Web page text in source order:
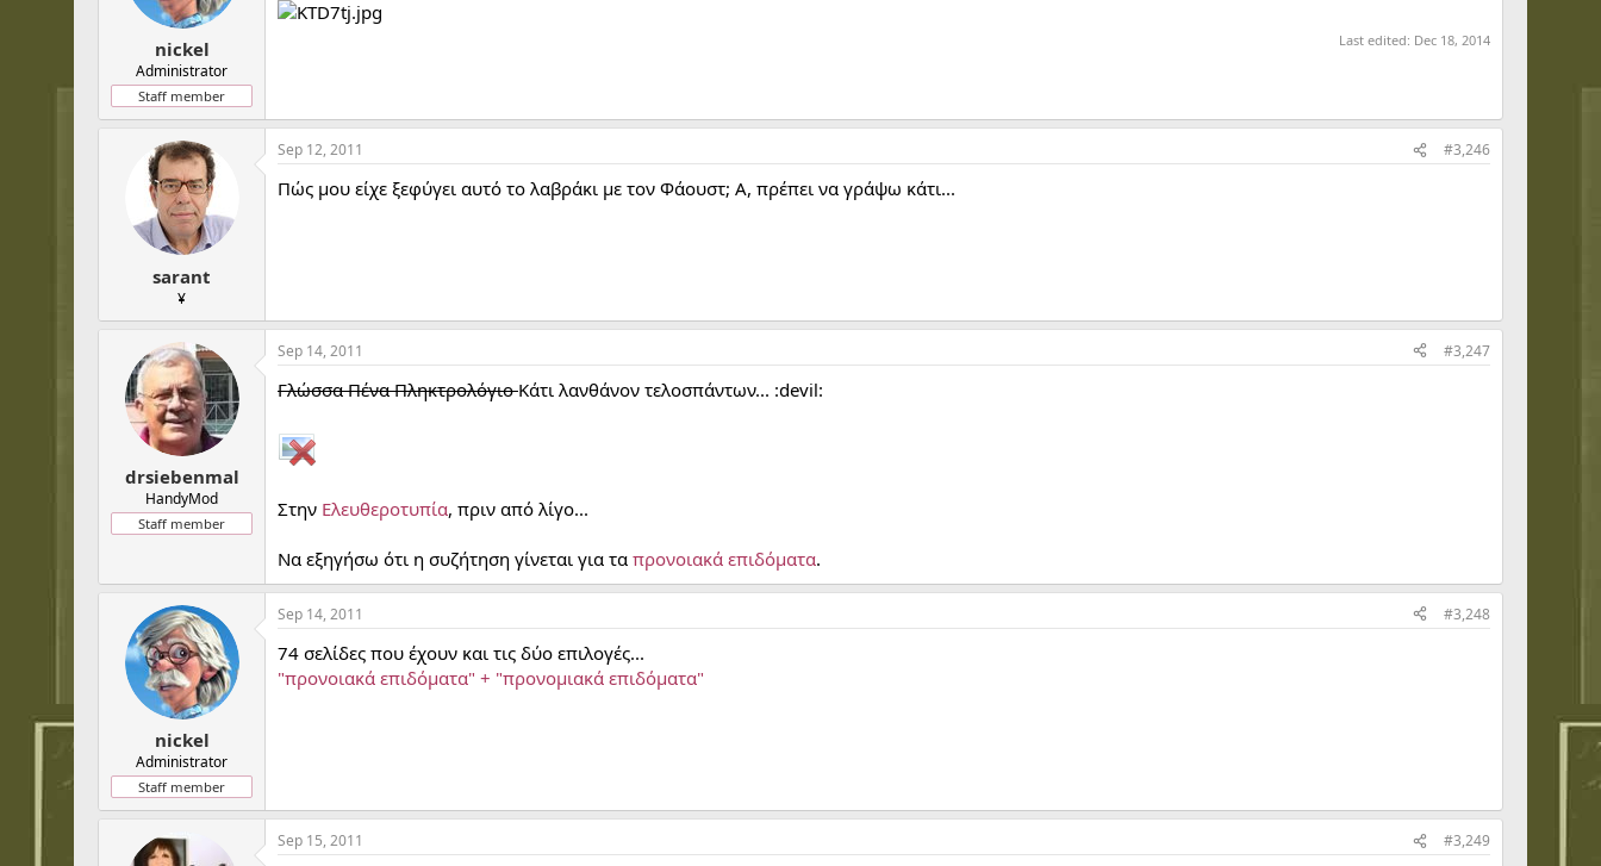
nickel
Administrator
Staff member
Last edited: Dec 18, 2014
sarant
¥
Sep 12, 2011 #3,246
Πώς μου είχε ξεφύγει αυτό το λαβράκι με τον Φάουστ; Α, πρέπει να γράψω κάτι...
drsiebenmal
HandyMod
Staff member
Sep 14, 2011 #3,247
Γλώσσα Πένα ΠληκτρολόγιοΚάτι λανθάνον τελοσπάντων... :devil:
Στην Ελευθεροτυπία, πριν από λίγο...
Να εξηγήσω ότι η συζήτηση γίνεται για τα προνοιακά επιδόματα.
nickel
Administrator
Staff member
Sep 14, 2011 #3,248
74 σελίδες που έχουν και τις δύο επιλογές...
"προνοιακά επιδόματα" + "προνομιακά επιδόματα"
Sep 15, 2011 #3,249